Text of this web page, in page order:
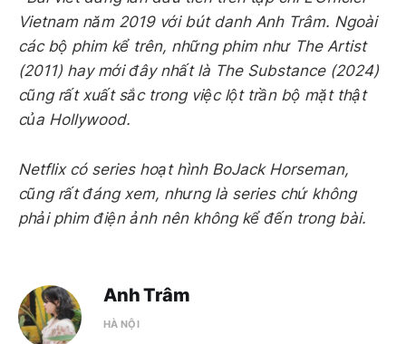
Vietnam năm 2019 với bút danh Anh Trâm. Ngoài
các bộ phim kể trên, những phim như The Artist
(2011) hay mới đây nhất là The Substance (2024)
cũng rất xuất sắc trong việc lột trần bộ mặt thật
của Hollywood.
Netflix có series hoạt hình BoJack Horseman,
cũng rất đáng xem, nhưng là series chứ không
phải phim điện ảnh nên không kể đến trong bài.
Anh Trâm
HÀ NỘI